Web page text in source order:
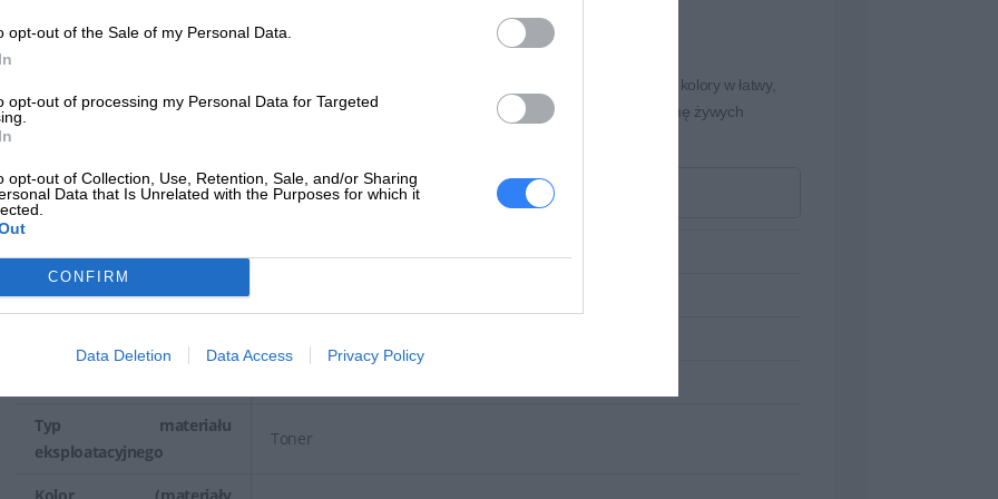
opt-out of the Sale of my Personal Data.
opt-out of processing my Personal Data for Targeted
opt-out of Collection, Use, Retention, Sale, and/or Sharing
Data that Is Unrelated with the Purposes for which it
CONFIRM
Data Deletion Data Access Privacy Policy
Opis produktu
Materiały eksploatacyjne HP 309 LaserJet współpracują z drukarką, aby zapewnić wysokiej jakości kolory w łatwy,
oszczędny i niezawodny sposób. Udoskonalony proces elektrofotograficzny zapewnia szeroką gamę żywych
Nazwa produktu
Typ materiału
eksploatacyjnego
Toner